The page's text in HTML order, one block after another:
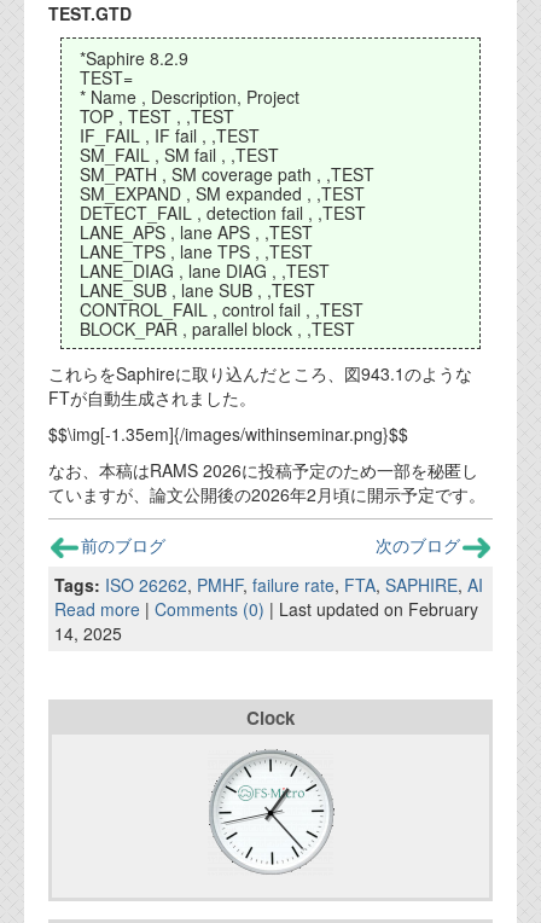
外部投稿記事
ブログテーマ
技術文書
ご希望の方は、お問い合わせページから
資料閲覧パスワードをお問い合わせ頂き
ログインをお願い致します。アカウント
名は"opendocument"です。
機能安全用語集
設計用語集
オンラインショップ
FAQ
お問い合わせフォーム
TEST.GTD
*Saphire 8.2.9
TEST=
* Name , Description, Project
TOP , TEST , ,TEST
IF_FAIL , IF fail , ,TEST
SM_FAIL , SM fail , ,TEST
SM_PATH , SM coverage path , ,TEST
SM_EXPAND , SM expanded , ,TEST
DETECT_FAIL , detection fail , ,TEST
LANE_APS , lane APS , ,TEST
LANE_TPS , lane TPS , ,TEST
LANE_DIAG , lane DIAG , ,TEST
LANE_SUB , lane SUB , ,TEST
CONTROL_FAIL , control fail , ,TEST
BLOCK_PAR , parallel block , ,TEST
これらをSaphireに取り込んだところ、図943.1のような
FTが自動生成されました。
$$\img[-1.35em]{/images/withinseminar.png}$$
なお、本稿はRAMS 2026に投稿予定のため一部を秘匿し
ていますが、論文公開後の2026年2月頃に開示予定です。
前のブログ
次のブログ
Tags: ISO 26262, PMHF, failure rate, FTA, SAPHIRE, AI
Read more | Comments (0) | Last updated on February
14, 2025
Clock